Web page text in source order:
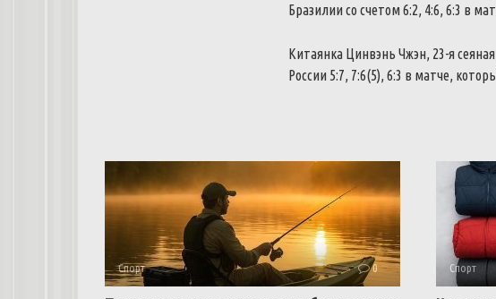
Бразилии со счетом 6:2, 4:6, 6:3 в
Китаянка Цинвэнь Чжэн, 23-я
России 5:7, 7:6(5), 6:3 в матче,
Спорт 0 Спорт